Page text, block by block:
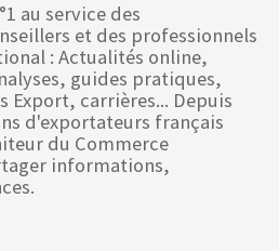
au service des
et des professionnels
: Actualités online,
guides pratiques,
Export, carrières... Depuis
d'exportateurs français
du Commerce
informations,